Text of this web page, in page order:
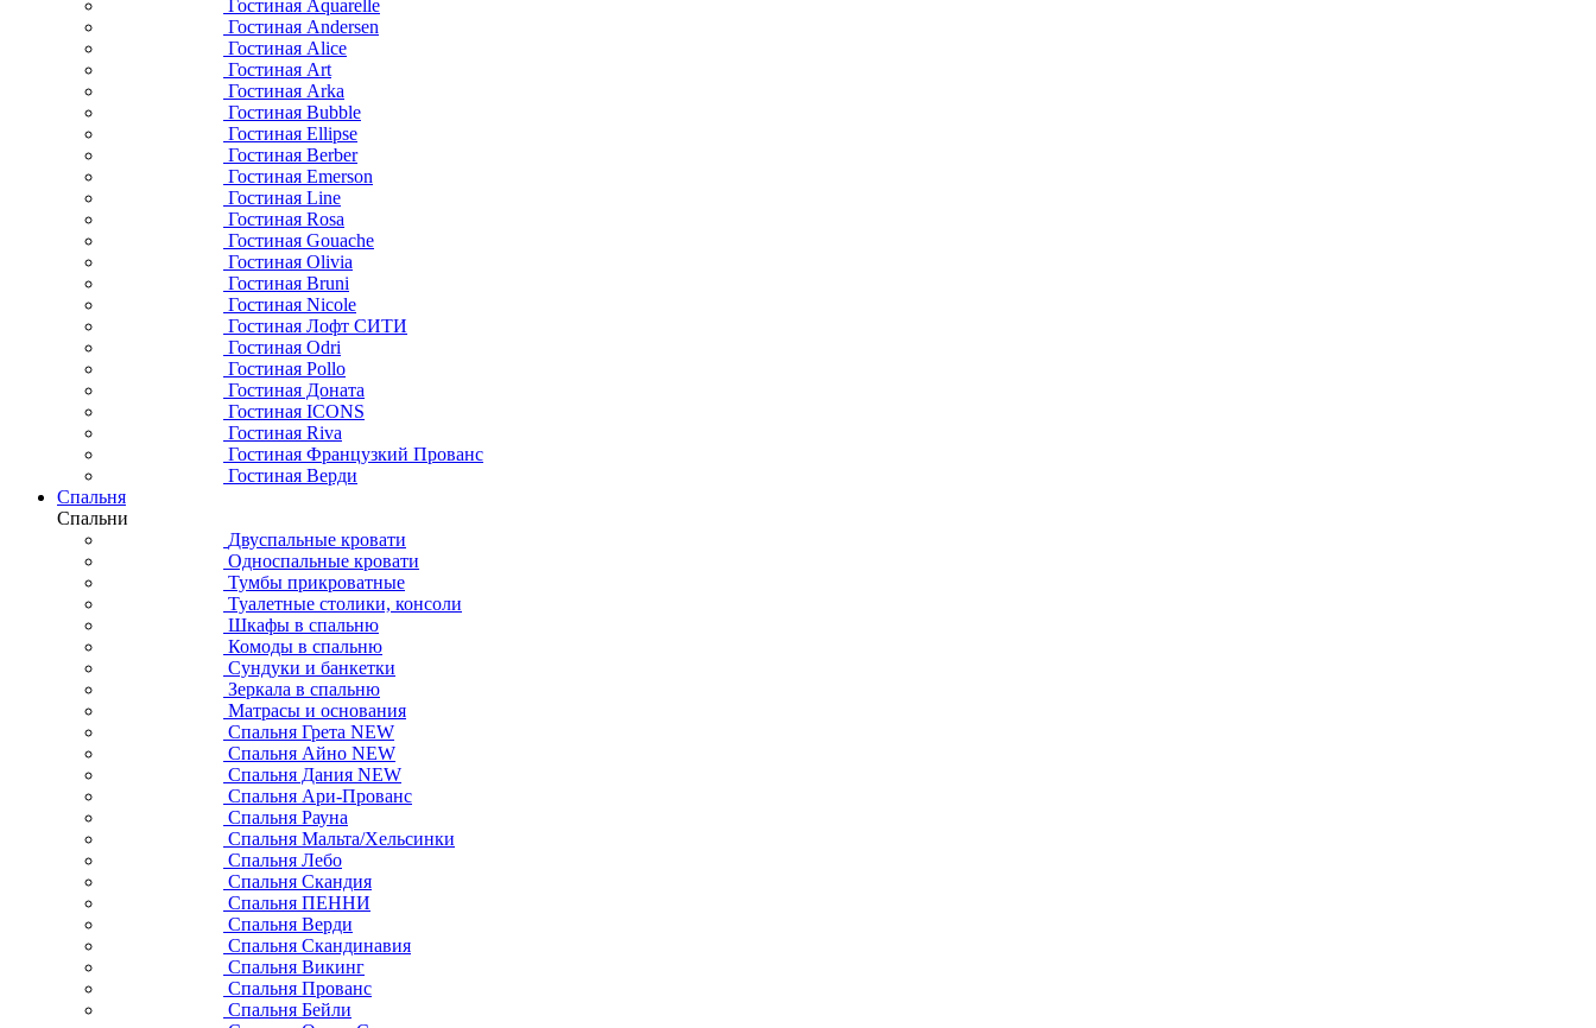
Гостиная Aquarelle
Гостиная Andersen
Гостиная Alice
Гостиная Art
Гостиная Arka
Гостиная Bubble
Гостиная Ellipse
Гостиная Berber
Гостиная Emerson
Гостиная Line
Гостиная Rosa
Гостиная Gouache
Гостиная Olivia
Гостиная Bruni
Гостиная Nicole
Гостиная Лофт СИТИ
Гостиная Odri
Гостиная Pollo
Гостиная Доната
Гостиная ICONS
Гостиная Riva
Гостиная Французкий Прованс
Гостиная Верди
Спальня
Спальни
Двуспальные кровати
Односпальные кровати
Тумбы прикроватные
Туалетные столики, консоли
Шкафы в спальню
Комоды в спальню
Сундуки и банкетки
Зеркала в спальню
Матрасы и основания
Спальня Грета NEW
Спальня Айно NEW
Спальня Дания NEW
Спальня Ари-Прованс
Спальня Рауна
Спальня Мальта/Хельсинки
Спальня Лебо
Спальня Скандия
Спальня ПЕННИ
Спальня Верди
Спальня Скандинавия
Спальня Викинг
Спальня Прованс
Спальня Бейли